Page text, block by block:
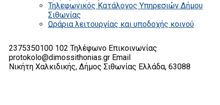
Τηλεφωνικός Κατάλογος Υπηρεσιών Δήμου
Σιθωνίας
Ωράρια λειτουργίας και υποδοχής κοινού
2375350100 102 Τηλέφωνο Επικοινωνίας
protokolo@dimossithonias.gr Email
Νικήτη Χαλκιδικής, Δήμος Σιθωνίας Ελλάδα, 63088